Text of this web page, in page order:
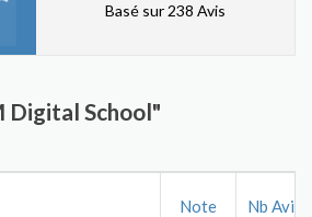
Basé sur 238 Avis
Digital School"
Note Nb Avis